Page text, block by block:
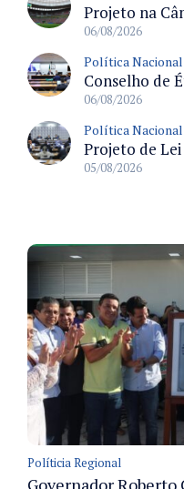
06/08/2026
Política Nacional
06/08/2026
Política Nacional
05/08/2026
Políticia Regional